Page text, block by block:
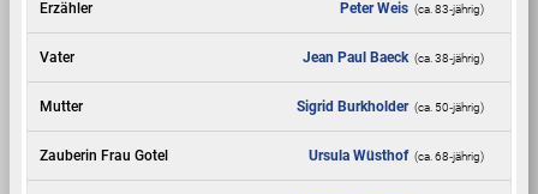
Erzähler Peter Weis (ca. 83‑jährig)
Vater Jean Paul Baeck (ca. 38‑jährig)
Mutter Sigrid Burkholder (ca. 50‑jährig)
Zauberin Frau Gotel Ursula Wüsthof (ca. 68‑jährig)